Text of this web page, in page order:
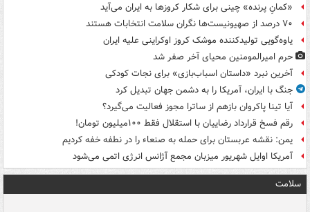
«کمانِ پرنده» چینی برای شکار کروزها به ایران می‌آید
۷۰ درصد از صهیونیست‌ها نگران سلامت انتخابات هستند
یاوه‌گویی تولیدکننده موشک کروز اوکراینی علیه ایران
حرم امیرالمومنین محیای آخر صفر شد
آخرین نبرد «داستان اسباب‌بازی» برای نجات کودکی
جنگ با ایران، آمریکا را به دشمن جهان تبدیل کرد
آیا تینا پاکروان بازهم از ساترا مجوز فعالیت می‌گیرد؟
رقم فسخ قرارداد رضاییان با استقلال فقط ۱۰۰میلیون تومان!
یمن: نقشه عربستان برای حمله به صنعاء را در نطفه خفه کردیم
آمریکا اوایل شهریور میزبان مجمع آژانس انرژی اتمی می‌شود
سلامت